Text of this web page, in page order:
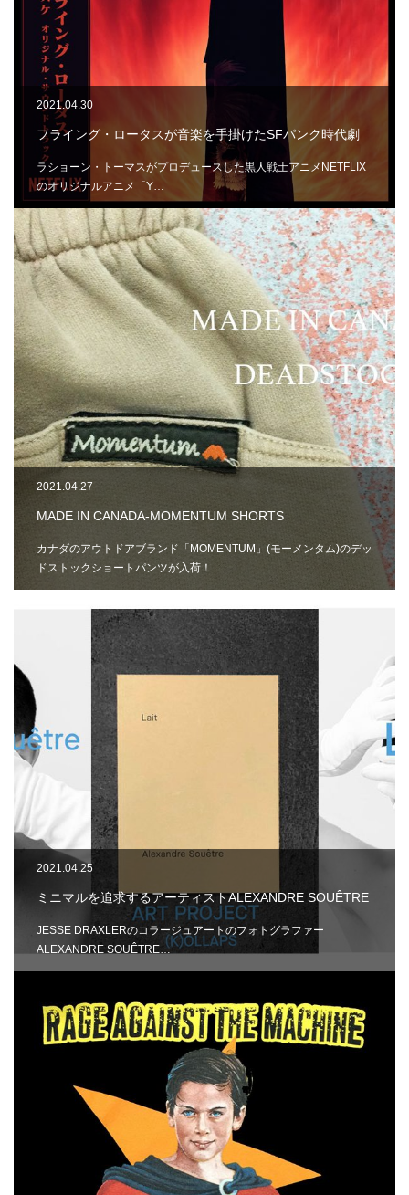
2021.04.30
フライング・ロータスが音楽を手掛けたSFパンク時代劇
ラショーン・トーマスがプロデュースした黒人戦士アニメNETFLIX
のオリジナルアニメ「Y…
2021.04.27
MADE IN CANADA-MOMENTUM SHORTS
カナダのアウトドアブランド「MOMENTUM」(モーメンタム)のデッ
ドストックショートパンツが入荷！…
2021.04.25
ミニマルを追求するアーティストALEXANDRE SOUÊTRE
JESSE DRAXLERのコラージュアートのフォトグラファー
ALEXANDRE SOUÊTRE…